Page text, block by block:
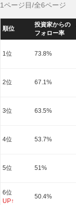
1ページ目/全6ページ
順位
投資家からの
フォロー率
1位 73.8%
2位 67.1%
3位 63.5%
4位 53.7%
5位 51%
6位
UP↑
50.4%